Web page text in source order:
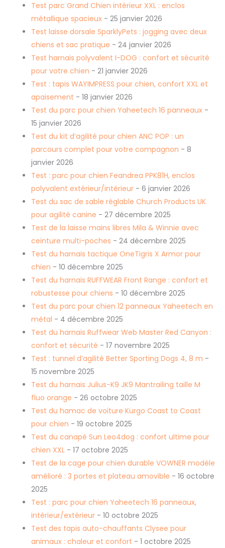
Test parc Grand Chien intérieur XXL : enclos
métallique spacieux - 25 janvier 2026
Test laisse dorsale SparklyPets : jogging avec deux
chiens et sac pratique - 24 janvier 2026
Test harnais polyvalent I-DOG : confort et sécurité
pour votre chien - 21 janvier 2026
Test : tapis WAYIMPRESS pour chien, confort XXL et
apaisement - 18 janvier 2026
Test du parc pour chien Yaheetech 16 panneaux -
15 janvier 2026
Test du kit d’agilité pour chien ANC POP : un
parcours complet pour votre compagnon - 8
janvier 2026
Test : parc pour chien Feandrea PPK81H, enclos
polyvalent extérieur/intérieur - 6 janvier 2026
Test du sac de sable réglable Church Products UK
pour agilité canine - 27 décembre 2025
Test de la laisse mains libres Mila & Winnie avec
ceinture multi-poches - 24 décembre 2025
Test du harnais tactique OneTigris X Armor pour
chien - 10 décembre 2025
Test du harnais RUFFWEAR Front Range : confort et
robustesse pour chiens - 10 décembre 2025
Test du parc pour chien 12 panneaux Yaheetech en
métal - 4 décembre 2025
Test du harnais Ruffwear Web Master Red Canyon :
confort et sécurité - 17 novembre 2025
Test : tunnel d’agilité Better Sporting Dogs 4, 8 m -
15 novembre 2025
Test du harnais Julius-K9 JK9 Mantrailing taille M
fluo orange - 26 octobre 2025
Test du hamac de voiture Kurgo Coast to Coast
pour chien - 19 octobre 2025
Test du canapé Sun Leo4dog : confort ultime pour
chien XXL - 17 octobre 2025
Test de la cage pour chien durable VOWNER modèle
amélioré : 3 portes et plateau amovible - 16 octobre
2025
Test : parc pour chien Yaheetech 16 panneaux,
intérieur/extérieur - 10 octobre 2025
Test des tapis auto-chauffants Clysee pour
animaux : chaleur et confort - 1 octobre 2025